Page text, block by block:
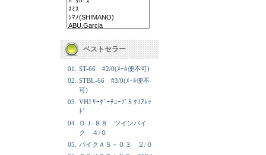
ベストセラー
01.
ST-66 #2/0(ﾒｰﾙ便不可)
02.
STBL-66 #3/0(ﾒｰﾙ便不
可)
03.
VHJ ﾘｰﾀﾞｰﾁｭｰﾌﾞS ｸﾘｱﾚｯ
ﾄﾞ
04.
ＤＪ-８８ ツインパイ
ク ４/０
05.
パイクＡＳ－０３ ２/０